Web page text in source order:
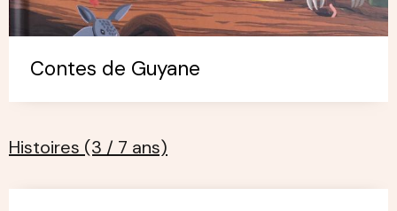
Contes de Guyane
Histoires (3 / 7 ans)